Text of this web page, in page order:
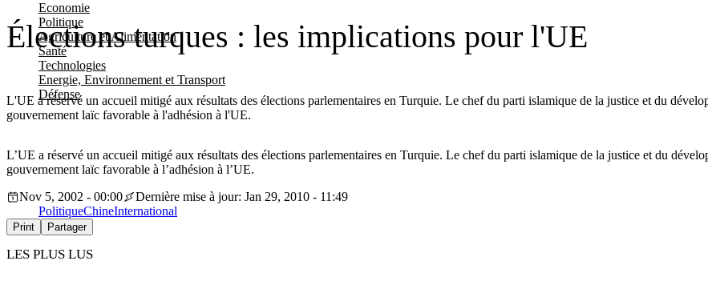
Economie
Politique
Agriculture et Alimentation
Santé
Technologies
Energie, Environnement et Transport
Défense
Élections turques : les implications pour l'UE
L'UE a réservé un accueil mitigé aux résultats des élections parlementaires en Turquie. Le chef du parti islamique de la justice et du
gouvernement laïc favorable à l'adhésion à l'UE.
L’UE a réservé un accueil mitigé aux résultats des élections parlementaires en Turquie. Le chef du parti islamique de la justice et du
gouvernement laïc favorable à l’adhésion à l’UE.
Nov 5, 2002 - 00:00
Dernière mise à jour: Jan 29, 2010 - 11:49
PolitiqueChineInternational
Print Partager
LES PLUS LUS